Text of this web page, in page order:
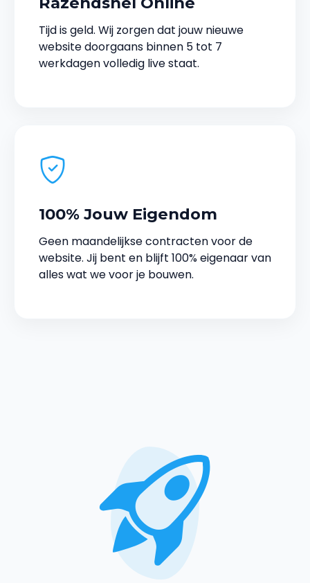
Tijd is geld. Wij zorgen dat jouw nieuwe
website doorgaans binnen 5 tot 7
werkdagen volledig live staat.
100% Jouw Eigendom
Geen maandelijkse contracten voor de
website. Jij bent en blijft 100% eigenaar van
alles wat we voor je bouwen.